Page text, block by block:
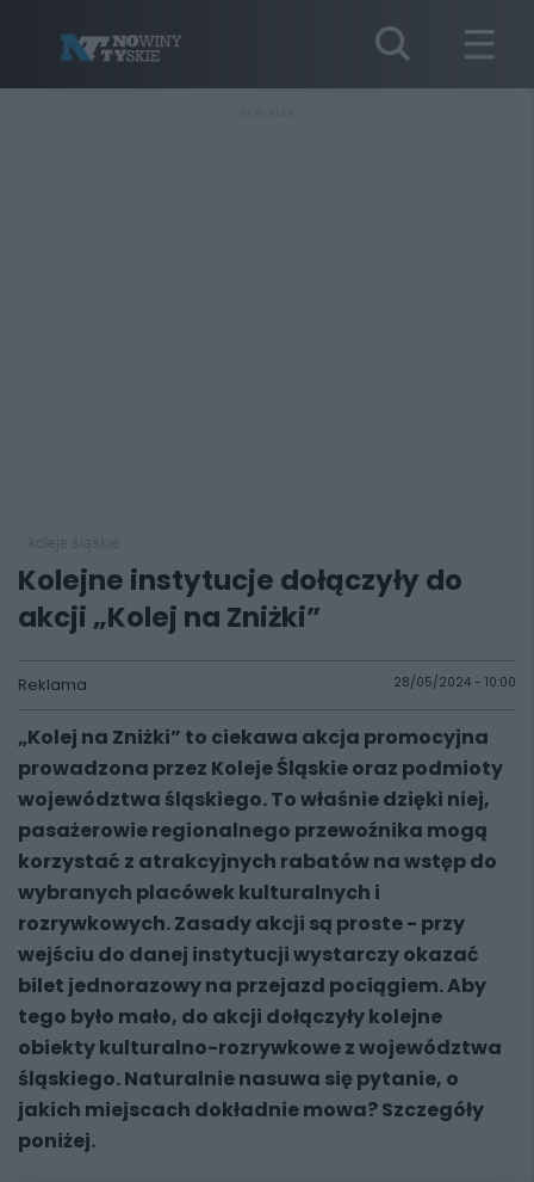
Kolejne instytucje dołączyły do
akcji „Kolej na Zniżki”
Reklama 28/05/2024 - 10:00
„Kolej na Zniżki” to ciekawa akcja promocyjna
prowadzona przez Koleje Śląskie oraz podmioty
województwa śląskiego. To właśnie dzięki niej,
pasażerowie regionalnego przewoźnika mogą
korzystać z atrakcyjnych rabatów na wstęp do
wybranych placówek kulturalnych i
rozrywkowych. Zasady akcji są proste - przy
wejściu do danej instytucji wystarczy okazać
bilet jednorazowy na przejazd pociągiem. Aby
tego było mało, do akcji dołączyły kolejne
obiekty kulturalno-rozrywkowe z województwa
śląskiego. Naturalnie nasuwa się pytanie, o
jakich miejscach dokładnie mowa? Szczegóły
poniżej.